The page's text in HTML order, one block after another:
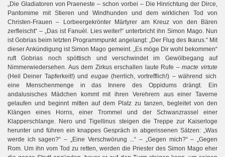
„Die Gladiatoren von Praeneste – schon vorbei – Die Hinrichtung der Dirce,
Pantomime mit Stieren und Windhunden und dem wirklichen Tod von
Christen-Frauen – Lorbeergekrönter Märtyrer am Kreuz von den Bären
zerfleischt“ – „Das ist Fanuèl. Lies weiter!“ unterbricht ihn Simon Mago. Nun
ist Gobrias beim letzten Programmpunkt angelangt: „Der Flug des Ikarus.“ Mit
dieser Ankündigung ist Simon Mago gemeint. „Es möge Dir wohl bekommen“
ruft Gobrias noch spöttisch und verschwindet im Gewölbegang auf
Nimmerwiedersehen. Aus dem Zirkus erschallen laute Rufe –macte virtute
(Heil Deiner Tapferkeit!) und eugae(herrlich, vortrefflich!) – während sich
eine Menschenmenge in das Innere des Oppidums drängt. Ein
andalusisches Mädchen kommt mit ihren Verehrern aus einer Taverne
gelaufen und beginnt mitten auf dem Platz zu tanzen, begleitet von den
Klängen eines Horns, einer Trommel und der Schwanzrassel einer
Klapperschlange. Nero und Tigellinus steigen die Treppe zur Kaiserloge
herunter und führen ein knappes Gespräch in abgerissenen Sätzen: „Was
werde ich sagen?“ – „Eine Verschwörung ...“ – „Gegen mich?“ – „Gegen
Rom. Um ihn vom Tod zu retten, werden die Priester des Simon Mago eher